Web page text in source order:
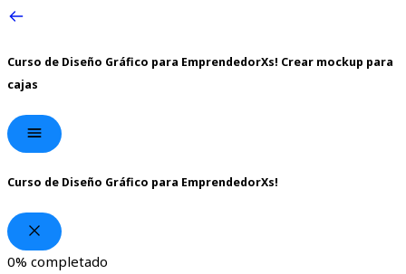
Curso de Diseño Gráfico para EmprendedorXs! Crear mockup para
cajas
Curso de Diseño Gráfico para EmprendedorXs!
0% completado